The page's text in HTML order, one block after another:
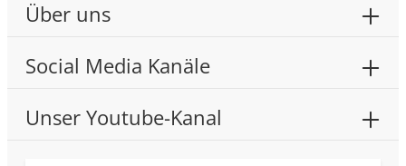
Über uns
Social Media Kanäle
Unser Youtube-Kanal